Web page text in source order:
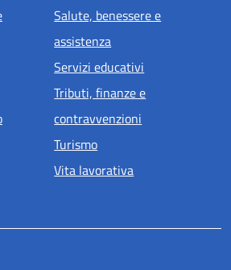
Salute, benessere e
assistenza
Servizi educativi
Tributi, finanze e
contravvenzioni
Turismo
Vita lavorativa